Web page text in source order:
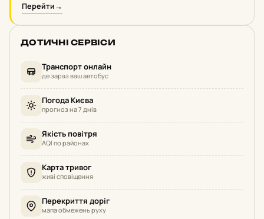
Перейти→
ДОТИЧНІ СЕРВІСИ
Транспорт онлайн
де зараз ваш автобус
Погода Києва
прогноз на 7 днів
Якість повітря
AQI по районах
Карта тривог
живі сповіщення
Перекриття доріг
мапа обмежень руху